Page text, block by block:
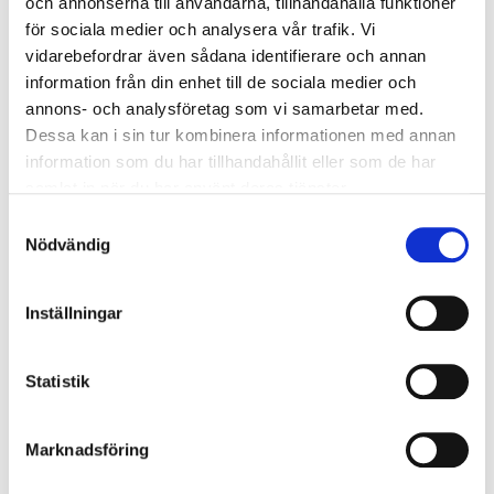
för sociala medier och analysera vår trafik. Vi
vidarebefordrar även sådana identifierare och annan
information från din enhet till de sociala medier och
annons- och analysföretag som vi samarbetar med.
Dessa kan i sin tur kombinera informationen med annan
information som du har tillhandahållit eller som de har
Nödvändig
Inställningar
Statistik
Marknadsföring
Ljusstyrning
Ljusstyrning:
Tänd/släck
Sensor:
Utan sensor
Nödljus
Armaturen är försedd med fristående drivare med
snabbkoppling mot armatur.
Anslutningstyp: SLS 2,5 m 3G0,75 mm2
Montage